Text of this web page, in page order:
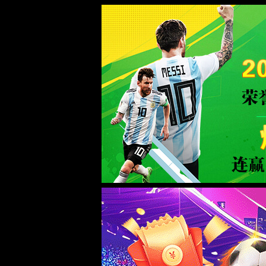
绿茵体育_9939直播_绿茵直播